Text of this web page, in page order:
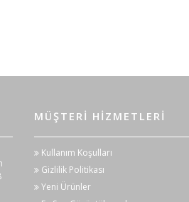
MÜŞTERI HIZMETLERI
Kullanım Koşulları
Gizlilik Politikası
Yeni Ürünler